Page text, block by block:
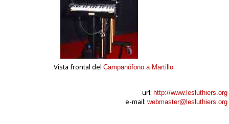
Vista frontal del Campanófono a Martillo
url: http://www.lesluthiers.org
e-mail: webmaster@lesluthiers.org